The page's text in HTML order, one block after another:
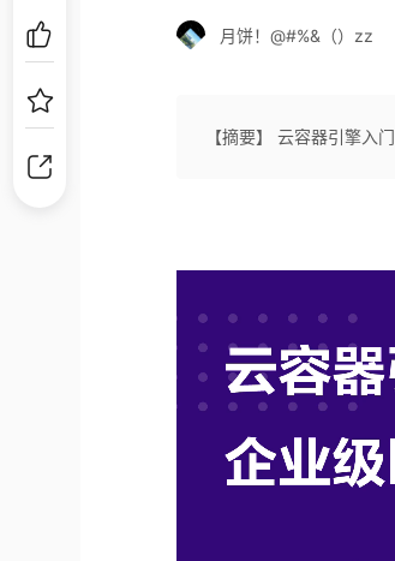
月饼！@#%&（）zz
【摘要】 云容器引擎入门